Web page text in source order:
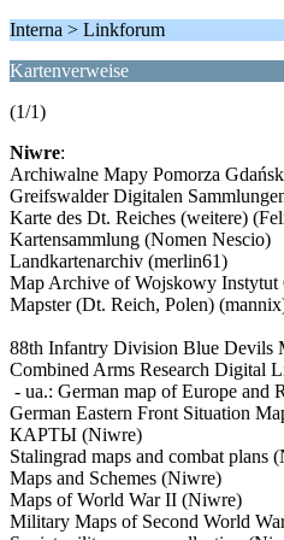
Interna > Linkforum
Kartenverweise
(1/1)
Niwre:
Archiwalne Mapy Pomorza
Greifswalder Digitalen
Karte des Dt. Reiches (weitere)
Kartensammlung (Nomen Nescio)
Landkartenarchiv (merlin61)
Map Archive of Wojskowy
Mapster (Dt. Reich, Polen)
88th Infantry Division Blue Devils
Combined Arms Research Digital
- ua.: German map of Europe and
German Eastern Front Situation
КАРТЫ (Niwre)
Stalingrad maps and combat plans
Maps and Schemes (Niwre)
Maps of World War II (Niwre)
Military Maps of Second World